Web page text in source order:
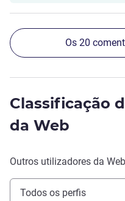
Os 20
Classificação
da Web
Outros utilizadores da
Todos os perfis